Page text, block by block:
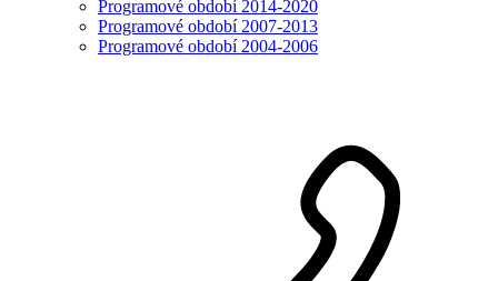
Programové období 2014-2020
Programové období 2007-2013
Programové období 2004-2006